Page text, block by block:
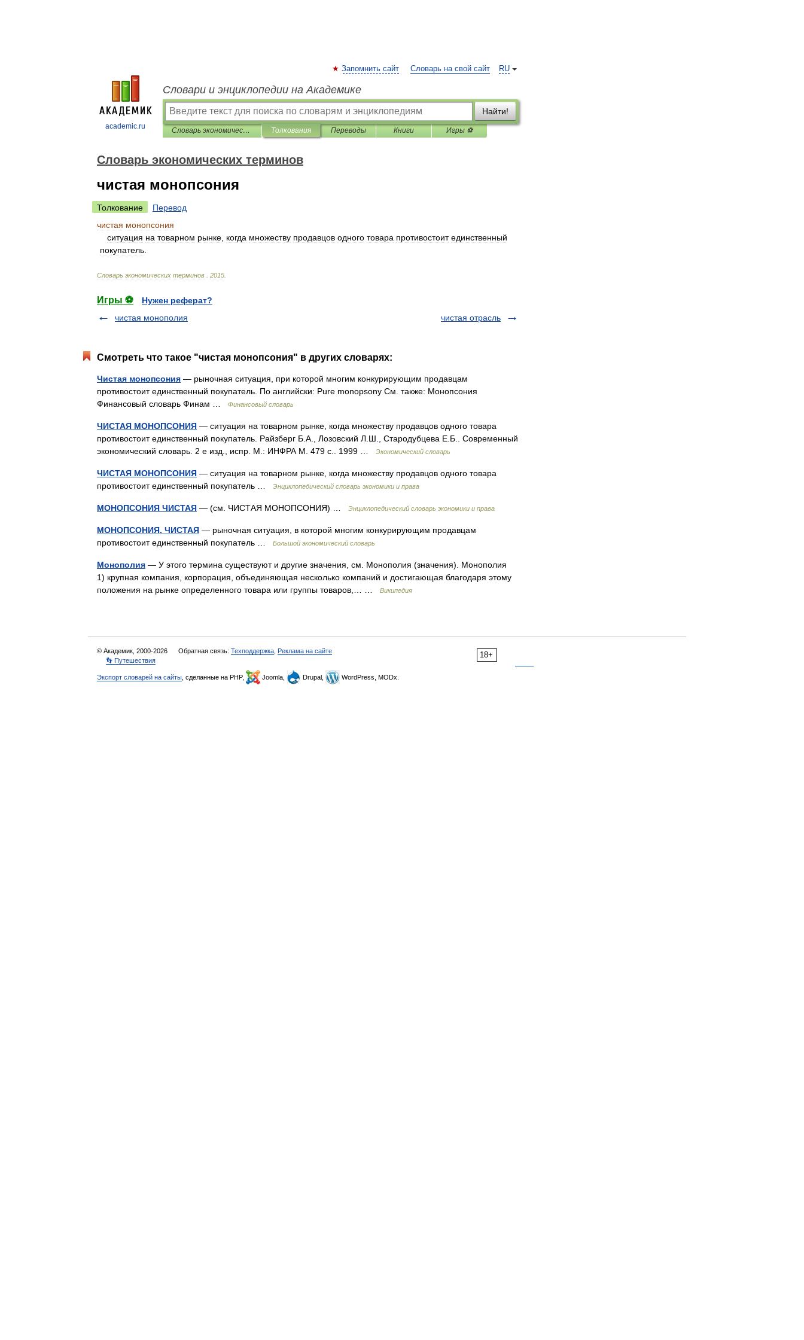
academic.ru
RU
Запомнить сайт Словарь на свой сайт
Словари и энциклопедии на Академике
Найти!
Словарь экономических терминов Толкования Переводы Книги Игры ⚽
Словарь экономических терминов
чистая монопсония
Толкование
Перевод
чистая монопсония
ситуация на товарном рынке когда множеству продавцов одного товара противостоит единственный
покупатель
Словарь экономических терминов 2015
Игры ⚽
Нужен реферат?
чистая монополия
чистая отрасль
Смотреть что такое "чистая монопсония" в других словарях:
Чистая монопсония — рыночная ситуация, при которой многим конкурирующим продавцам
противостоит единственный покупатель. По английски: Pure monopsony См. также: Монопсония
Финансовый словарь Финам …
Финансовый словарь
ЧИСТАЯ МОНОПСОНИЯ — ситуация на товарном рынке, когда множеству продавцов одного товара
противостоит единственный покупатель. Райзберг Б.А., Лозовский Л.Ш., Стародубцева Е.Б.. Современный
экономический словарь. 2 е изд., испр. М.: ИНФРА М. 479 с.. 1999 …
Экономический словарь
ЧИСТАЯ МОНОПСОНИЯ — ситуация на товарном рынке, когда множеству продавцов одного товара
противостоит единственный покупатель …
Энциклопедический словарь экономики и права
МОНОПСОНИЯ ЧИСТАЯ — (см. ЧИСТАЯ МОНОПСОНИЯ) … Энциклопедический словарь экономики и права
МОНОПСОНИЯ, ЧИСТАЯ — рыночная ситуация, в которой многим конкурирующим продавцам
противостоит единственный покупатель …
Большой экономический словарь
Монополия — У этого термина существуют и другие значения, см. Монополия (значения). Монополия
1) крупная компания, корпорация, объединяющая несколько компаний и достигающая благодаря этому
положения на рынке определенного товара или группы товаров,… …
Википедия
18+
© Академик, 2000-2026 Обратная связь: Техподдержка Реклама на сайте
👣 Путешествия
Экспорт словарей на сайты , сделанные на PHP, Joomla, Drupal, WordPress, MODx.